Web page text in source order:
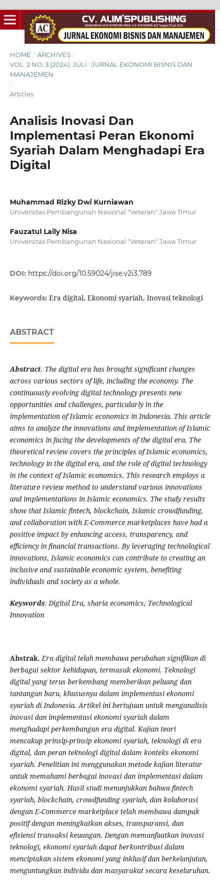
HOME / ARCHIVES /
VOL. 2 NO. 3 (2024): JULI : JURNAL EKONOMI BISNIS DAN
MANAJEMEN
/
Articles
Analisis Inovasi Dan
Implementasi Peran Ekonomi
Syariah Dalam Menghadapi Era
Digital
Muhammad Rizky Dwi Kurniawan
Universitas Pembangunan Nasional "Veteran" Jawa Timur
Fauzatul Laily Nisa
Universitas Pembangunan Nasional "Veteran" Jawa Timur
DOI: https://doi.org/10.59024/jise.v2i3.789
Keywords: Era digital, Ekonomi syariah, Inovasi teknologi
ABSTRACT
Abstract. The digital era has brought significant changes
across various sectors of life, including the economy. The
continuously evolving digital technology presents new
opportunities and challenges, particularly in the
implementation of Islamic economics in Indonesia. This article
aims to analyze the innovations and implementation of Islamic
economics in facing the developments of the digital era. The
theoretical review covers the principles of Islamic economics,
technology in the digital era, and the role of digital technology
in the context of Islamic economics. This research employs a
literature review method to understand various innovations
and implementations in Islamic economics. The study results
show that Islamic fintech, blockchain, Islamic crowdfunding,
and collaboration with E-Commerce marketplaces have had a
positive impact by enhancing access, transparency, and
efficiency in financial transactions. By leveraging technological
innovations, Islamic economics can contribute to creating an
inclusive and sustainable economic system, benefiting
individuals and society as a whole.
Keywords: Digital Era, sharia economics, Technological
Innovation
Abstrak.Era digital telah membawa perubahan signifikan di
berbagai sektor kehidupan, termasuk ekonomi. Teknologi
digital yang terus berkembang memberikan peluang dan
tantangan baru, khususnya dalam implementasi ekonomi
syariah di Indonesia. Artikel ini bertujuan untuk menganalisis
inovasi dan implementasi ekonomi syariah dalam
menghadapi perkembangan era digital. Kajian teori
mencakup prinsip-prinsip ekonomi syariah, teknologi di era
digital, dan peran teknologi digital dalam konteks ekonomi
syariah. Penelitian ini menggunakan metode kajian literatur
untuk memahami berbagai inovasi dan implementasi dalam
ekonomi syariah. Hasil studi menunjukkan bahwa fintech
syariah, blockchain, crowdfunding syariah, dan kolaborasi
dengan E-Commerce marketplace telah membawa dampak
positif dengan meningkatkan akses, transparansi, dan
efisiensi transaksi keuangan. Dengan memanfaatkan inovasi
teknologi, ekonomi syariah dapat berkontribusi dalam
menciptakan sistem ekonomi yang inklusif dan berkelanjutan,
menguntungkan individu dan masyarakat secara keseluruhan.